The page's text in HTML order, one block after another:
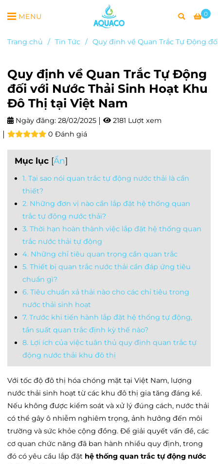
0
MENU
Trang chủ / Tin Tức / Quy định về Quan Trắc Tự Động
Quy định về Quan Trắc Tự Động
đối với Nước Thải Sinh Hoạt Khu
Đô Thị tại Việt Nam
Ngày đăng: 28/02/2025
2181 Lượt xem
0 Đánh giá
Mục lục [Ẩn]
1. Tại sao nói quan trắc tự động nước thải là cần
thiết?
2. Những đơn vị nào cần lắp đặt hệ thống quan
trắc tự động nước thải?
3. Thời hạn hoàn thành việc lắp đặt hệ thống quan
trắc nước thải tự động
4. Những chỉ tiêu quan trọng cần quan trắc
5. Thiết bị quan trắc nước thải cần đáp ứng tiêu
chuẩn gì?
6. Tiêu chuẩn xả thải nào cho các chỉ tiêu trong
nước thải sinh hoạt
7. Trước khi tiến hành lắp đặt hệ thống tự động,
tần suất quan trắc định kỳ thế nào?
8. Lợi ích của việc tuân thủ quy định quan trắc tự
động nước thải khu đô thị
Với tốc độ đô thị hóa chóng mặt tại Việt Nam, lượng
nước thải sinh hoạt từ các khu đô thị gia tăng đáng kể.
Nếu không được kiểm soát và xử lý đúng cách, nước thải
có thể gây ô nhiễm nghiêm trọng, ảnh hưởng đến môi
trường và sức khỏe cộng đồng. Để giải quyết vấn đề, các
cơ quan chức năng đã ban hành nhiều quy định, trong
đó có yêu cầu lắp đặt hệ thống quan trắc tự động nước